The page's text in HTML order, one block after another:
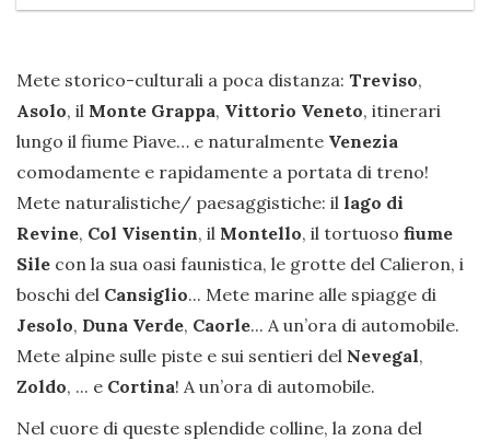
Mete storico-culturali a poca distanza: Treviso,
Asolo, il Monte Grappa, Vittorio Veneto, itinerari
lungo il fiume Piave… e naturalmente Venezia
comodamente e rapidamente a portata di treno!
Mete naturalistiche/ paesaggistiche: il lago di
Revine, Col Visentin, il Montello, il tortuoso fiume
Sile con la sua oasi faunistica, le grotte del Calieron, i
boschi del Cansiglio... Mete marine alle spiagge di
Jesolo, Duna Verde, Caorle... A un’ora di automobile.
Mete alpine sulle piste e sui sentieri del Nevegal,
Zoldo, ... e Cortina! A un’ora di automobile.
Nel cuore di queste splendide colline, la zona del